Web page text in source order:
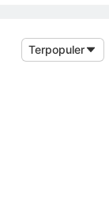
Terpopuler